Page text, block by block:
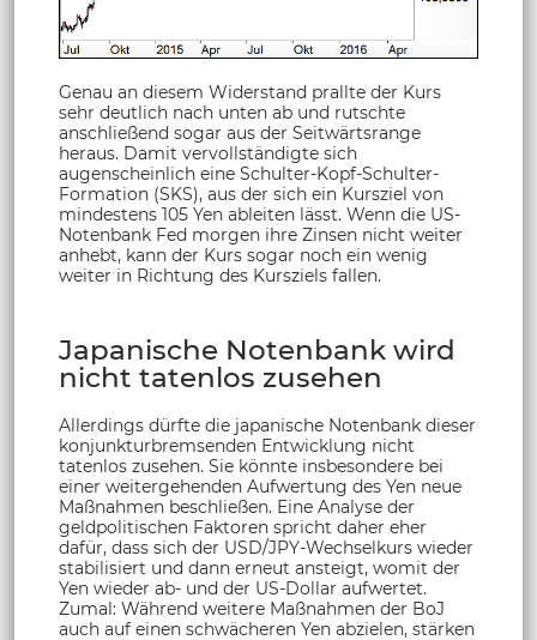
Genau an diesem Widerstand prallte der Kurs
sehr deutlich nach unten ab und rutschte
anschließend sogar aus der Seitwärtsrange
heraus. Damit vervollständigte sich
augenscheinlich eine Schulter-Kopf-Schulter-
Formation (SKS), aus der sich ein Kursziel von
mindestens 105 Yen ableiten lässt. Wenn die US-
Notenbank Fed morgen ihre Zinsen nicht weiter
anhebt, kann der Kurs sogar noch ein wenig
weiter in Richtung des Kursziels fallen.
Japanische Notenbank wird
nicht tatenlos zusehen
Allerdings dürfte die japanische Notenbank dieser
konjunkturbremsenden Entwicklung nicht
tatenlos zusehen. Sie könnte insbesondere bei
einer weitergehenden Aufwertung des Yen neue
Maßnahmen beschließen. Eine Analyse der
geldpolitischen Faktoren spricht daher eher
dafür, dass sich der USD/JPY-Wechselkurs wieder
stabilisiert und dann erneut ansteigt, womit der
Yen wieder ab- und der US-Dollar aufwertet.
Zumal: Während weitere Maßnahmen der BoJ
auch auf einen schwächeren Yen abzielen, stärken